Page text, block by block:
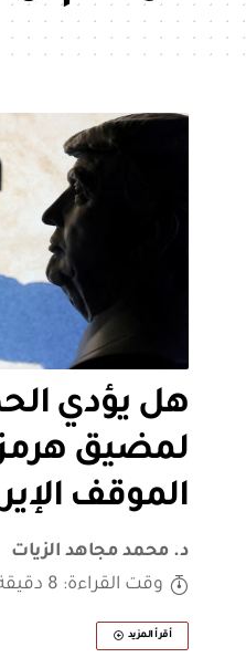
هل يؤدي
لمضيق
الموقف
د. محمد مجاهد الزيات
وقت القراءة: 8 دقيقة
أقرأ المزيد